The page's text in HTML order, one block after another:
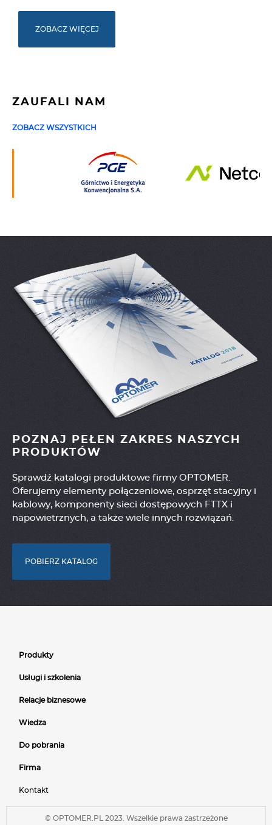
ZOBACZ WIĘCEJ
ZAUFALI NAM
ZOBACZ WSZYSTKICH
POZNAJ PEŁEN ZAKRES NASZYCH
PRODUKTÓW
Sprawdź katalogi produktowe firmy OPTOMER.
Oferujemy elementy połączeniowe, osprzęt stacyjny i
kablowy, komponenty sieci dostępowych FTTX i
napowietrznych, a także wiele innych rozwiązań.
POBIERZ KATALOG
Produkty
Usługi i szkolenia
Relacje biznesowe
Wiedza
Do pobrania
Firma
Kontakt
© OPTOMER.PL 2023. Wszelkie prawa zastrzeżone